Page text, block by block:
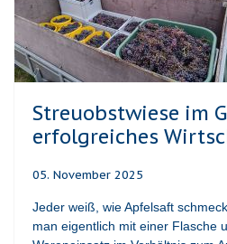
Streuobstwiese im
erfolgreiches
05. November 2025
Jeder weiß, wie Apfelsaft
man eigentlich mit einer Flasche